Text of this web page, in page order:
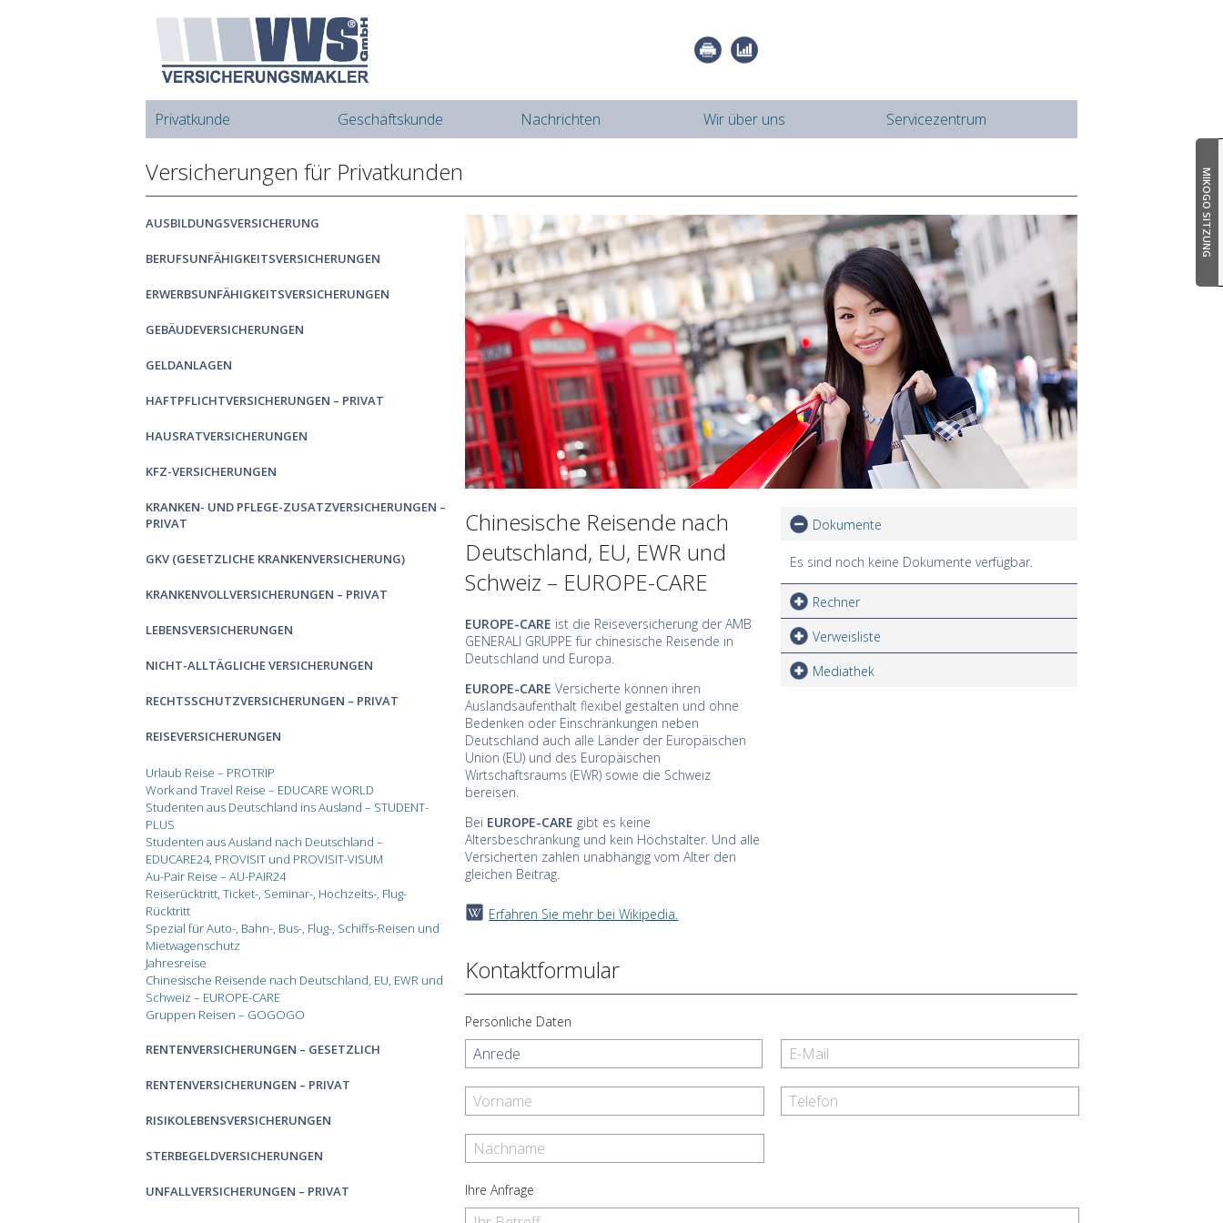
Privatkunde Geschäftskunde Nachrichten Wir über uns Servicezentrum
MIKOGO SITZUNG
Versicherungen für Privatkunden
AUSBILDUNGSVERSICHERUNG
BERUFSUNFÄHIGKEITSVERSICHERUNGEN
ERWERBSUNFÄHIGKEITSVERSICHERUNGEN
GEBÄUDEVERSICHERUNGEN
GELDANLAGEN
HAFTPFLICHTVERSICHERUNGEN – PRIVAT
HAUSRATVERSICHERUNGEN
KFZ-VERSICHERUNGEN
KRANKEN- UND PFLEGE-ZUSATZVERSICHERUNGEN –
PRIVAT
GKV (GESETZLICHE KRANKENVERSICHERUNG)
KRANKENVOLLVERSICHERUNGEN – PRIVAT
LEBENSVERSICHERUNGEN
NICHT-ALLTÄGLICHE VERSICHERUNGEN
RECHTSSCHUTZVERSICHERUNGEN – PRIVAT
REISEVERSICHERUNGEN
Urlaub Reise – PROTRIP
Work and Travel Reise – EDUCARE WORLD
Studenten aus Deutschland ins Ausland – STUDENT-
PLUS
Studenten aus Ausland nach Deutschland –
EDUCARE24, PROVISIT und PROVISIT-VISUM
Au-Pair Reise – AU-PAIR24
Reiserücktritt, Ticket-, Seminar-, Hochzeits-, Flug-
Rücktritt
Spezial für Auto-, Bahn-, Bus-, Flug-, Schiffs-Reisen und
Mietwagenschutz
Jahresreise
Chinesische Reisende nach Deutschland, EU, EWR und
Schweiz – EUROPE-CARE
Gruppen Reisen – GOGOGO
RENTENVERSICHERUNGEN – GESETZLICH
RENTENVERSICHERUNGEN – PRIVAT
RISIKOLEBENSVERSICHERUNGEN
STERBEGELDVERSICHERUNGEN
UNFALLVERSICHERUNGEN – PRIVAT
Chinesische Reisende nach
Deutschland, EU, EWR und
Schweiz – EUROPE-CARE
EUROPE-CARE ist die Reiseversicherung der AMB
GENERALI GRUPPE für chinesische Reisende in
Deutschland und Europa.
EUROPE-CARE Versicherte können ihren
Auslandsaufenthalt flexibel gestalten und ohne
Bedenken oder Einschränkungen neben
Deutschland auch alle Länder der Europäischen
Union (EU) und des Europäischen
Wirtschaftsraums (EWR) sowie die Schweiz
bereisen.
Bei EUROPE-CARE gibt es keine
Altersbeschränkung und kein Höchstalter. Und alle
Versicherten zahlen unabhängig vom Alter den
gleichen Beitrag.
Erfahren Sie mehr bei Wikipedia.
Dokumente
Es sind noch keine Dokumente verfügbar.
Rechner
Verweisliste
Mediathek
Kontaktformular
Persönliche Daten
Ihre Anfrage